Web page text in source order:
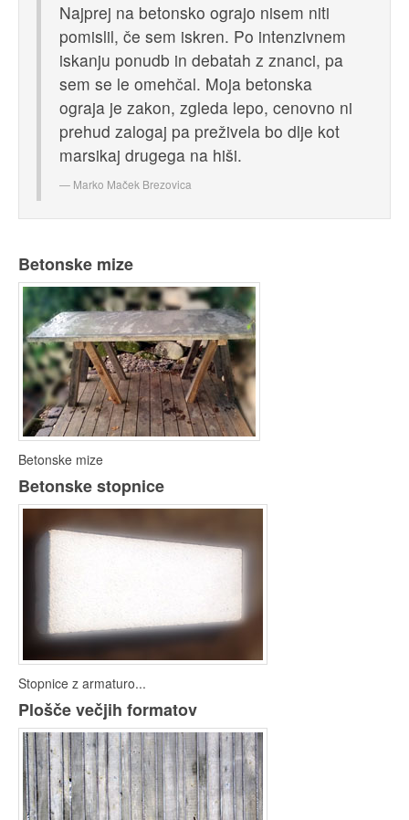
Najprej na betonsko ograjo nisem niti
pomislil, če sem iskren. Po intenzivnem
iskanju ponudb in debatah z znanci, pa
sem se le omehčal. Moja betonska
ograja je zakon, zgleda lepo, cenovno ni
prehud zalogaj pa preživela bo dlje kot
marsikaj drugega na hiši.
Marko Maček Brezovica
Betonske mize
Betonske mize
Betonske stopnice
Stopnice z armaturo...
Plošče večjih formatov